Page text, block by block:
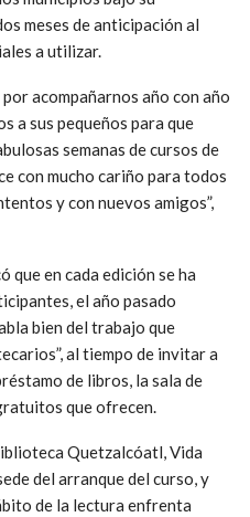
meses de anticipación al
a utilizar.
acompañarnos año con año
a sus pequeños para que
semanas de cursos de
con mucho cariño para todos
y con nuevos amigos”,
que en cada edición se ha
el año pasado
bien del trabajo que
al tiempo de invitar a
de libros, la sala de
que ofrecen.
Quetzalcóatl, Vida
del arranque del curso, y
de la lectura enfrenta